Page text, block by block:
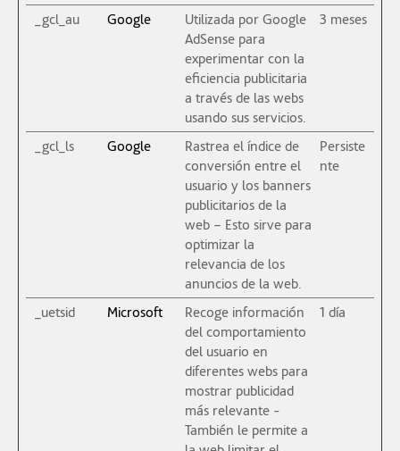
_gcl_au Google
Utilizada por Google
AdSense para
experimentar con la
eficiencia publicitaria
a través de las webs
usando sus servicios.
3 meses
_gcl_ls Google
Rastrea el índice de
conversión entre el
usuario y los banners
publicitarios de la
web – Esto sirve para
optimizar la
relevancia de los
anuncios de la web.
Persiste
nte
_uetsid Microsoft
Recoge información
del comportamiento
del usuario en
diferentes webs para
mostrar publicidad
más relevante -
También le permite a
1 día